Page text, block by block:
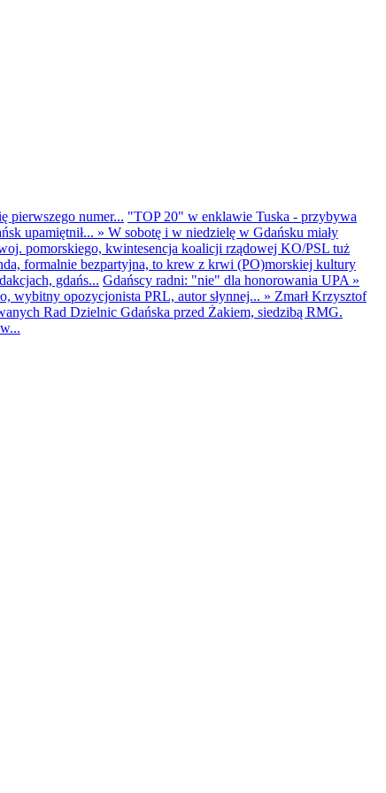
pierwszego numer... "TOP 20" w enklawie Tuska - przybywa
upamiętnił... » W sobotę i w niedzielę w Gdańsku miały
pomorskiego, kwintesencja koalicji rządowej KO/PSL tuż
formalnie bezpartyjna, to krew z krwi (PO)morskiej kultury
gdańs... Gdańscy radni: "nie" dla honorowania UPA »
wybitny opozycjonista PRL, autor słynnej... » Zmarł Krzysztof
Rad Dzielnic Gdańska przed Żakiem, siedzibą RMG.